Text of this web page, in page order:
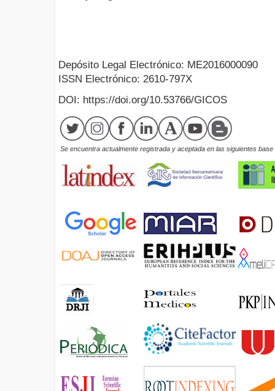
Depósito Legal Electrónico: ME2016000090
ISSN Electrónico: 2610-797X
DOI: https://doi.org/10.53766/GICOS
Se encuentra actualmente registrada y aceptada en las siguientes